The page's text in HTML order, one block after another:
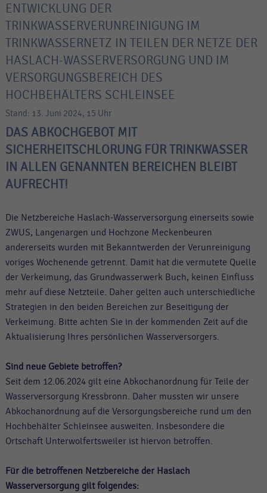
ENTWICKLUNG DER
TRINKWASSERVERUNREINIGUNG IM
TRINKWASSERNETZ IN TEILEN DER NETZE DER
HASLACH-WASSERVERSORGUNG UND IM
VERSORGUNGSBEREICH DES
HOCHBEHÄLTERS SCHLEINSEE
Stand: 13. Juni 2024, 15 Uhr
DAS ABKOCHGEBOT MIT
SICHERHEITSCHLORUNG FÜR TRINKWASSER
IN ALLEN GENANNTEN BEREICHEN BLEIBT
AUFRECHT!
Die Netzbereiche Haslach-Wasserversorgung einerseits sowie
ZWUS, Langenargen und Hochzone Meckenbeuren
andererseits wurden mit Bekanntwerden der Verunreinigung
voriges Wochenende getrennt. Damit hat die vermutete Quelle
der Verkeimung, das Grundwasserwerk Buch, keinen Einfluss
mehr auf diese Netzteile. Daher gelten auch unterschiedliche
Strategien in den beiden Bereichen zur Beseitigung der
Verkeimung. Bitte achten Sie in der kommenden Zeit auf die
Aktualisierung Ihres persönlichen Wasserversorgers.
Sind neue Gebiete betroffen?
Seit dem 12.06.2024 gilt eine Abkochanordnung für Teile der
Wasserversorgung Kressbronn. Daher mussten wir unsere
Abkochanordnung auf die Versorgungsbereiche rund um den
Hochbehälter Schleinsee ausweiten. Insbesondere die
Ortschaft Unterwolfertsweiler ist hiervon betroffen.
Für die betroffenen Netzbereiche der Haslach
Wasserversorgung gilt folgendes: